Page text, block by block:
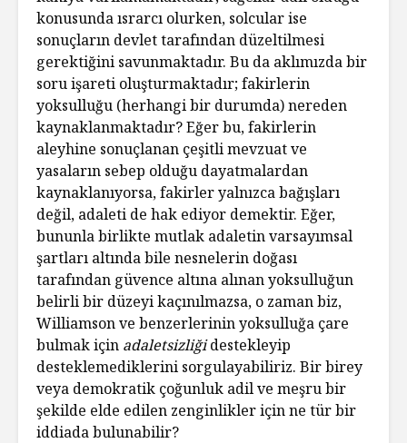
konusunda ısrarcı olurken, solcular ise
sonuçların devlet tarafından düzeltilmesi
gerektiğini savunmaktadır. Bu da aklımızda bir
soru işareti oluşturmaktadır; fakirlerin
yoksulluğu (herhangi bir durumda) nereden
kaynaklanmaktadır? Eğer bu, fakirlerin
aleyhine sonuçlanan çeşitli mevzuat ve
yasaların sebep olduğu dayatmalardan
kaynaklanıyorsa, fakirler yalnızca bağışları
değil, adaleti de hak ediyor demektir. Eğer,
bununla birlikte mutlak adaletin varsayımsal
şartları altında bile nesnelerin doğası
tarafından güvence altına alınan yoksulluğun
belirli bir düzeyi kaçınılmazsa, o zaman biz,
Williamson ve benzerlerinin yoksulluğa çare
bulmak için adaletsizliğidestekleyip
desteklemediklerini sorgulayabiliriz. Bir birey
veya demokratik çoğunluk adil ve meşru bir
şekilde elde edilen zenginlikler için ne tür bir
iddiada bulunabilir?